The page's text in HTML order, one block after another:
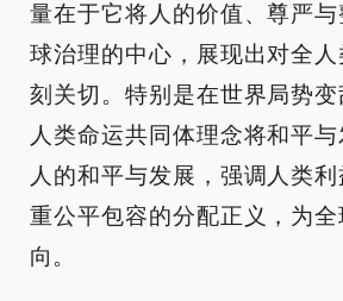
量在于它将人的价值、尊严
球治理的中心，展现出对全
刻关切。特别是在世界局势变
人类命运共同体理念将和平
人的和平与发展，强调人类
重公平包容的分配正义，为
向。